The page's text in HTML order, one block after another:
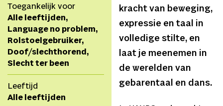
Toegankelijk voor
Alle leeftijden,
Language no problem,
Rolstoelgebruiker,
Doof/slechthorend,
Slecht ter been
Leeftijd
Alle leeftijden
kracht van beweging,
expressie en taal in
volledige stilte, en
laat je meenemen in
de werelden van
gebarentaal en dans.